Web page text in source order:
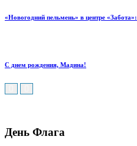
«Новогодний пельмень» в центре
С днем рождения, Мадина!
День Флага